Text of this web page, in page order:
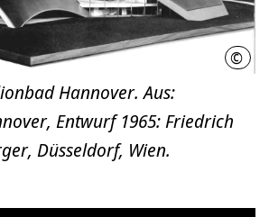
© LHH
Hannover. Aus:
Entwurf 1965: Friedrich
Düsseldorf, Wien.